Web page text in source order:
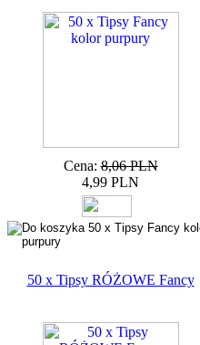
Cena: 8,06 PLN
4,99 PLN
50 x Tipsy RÓŻOWE Fancy